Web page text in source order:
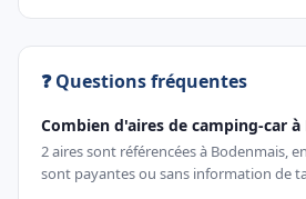
❓ Questions fréquentes
Combien d'aires de camping-car à
2 aires sont référencées à Bodenmais,
sont payantes ou sans information de